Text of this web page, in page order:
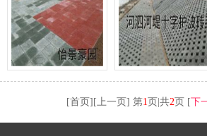
准，符合国家的最新环保要求。
[首页][上一页] 第1 页|共2页 [下